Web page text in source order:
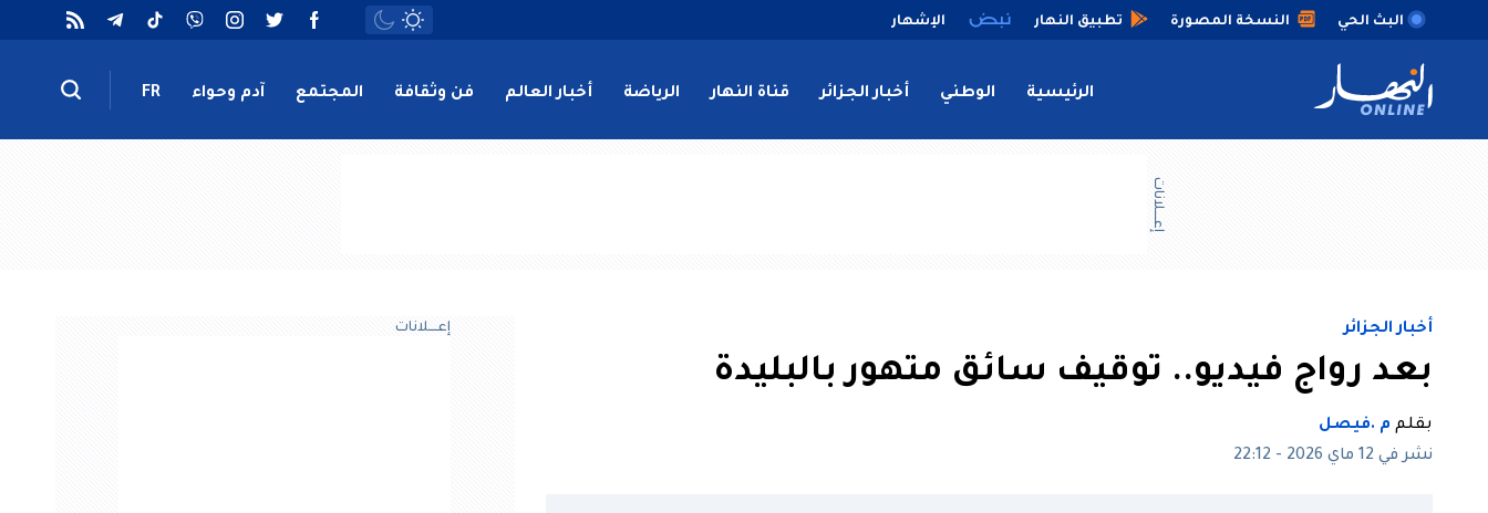
البث الحي النسخة المصورة تطبيق النهار الإشهار
الرئيسية الوطني أخبار الجزائر قناة النهار الرياضة أخبار العالم فن وثقافة المجتمع آدم وحواء FR
إعــــلانات
أخبار الجزائر
بعد رواج فيديو.. توقيف سائق متهور بالبليدة
بقلم م .فيصل
نشر في 12 ماي 2026 - 22:12
إعــــلانات